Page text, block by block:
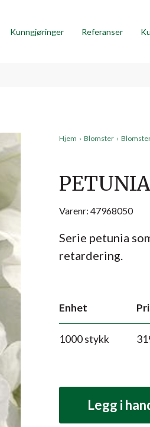
Kunngjøringer Referanser
Hjem › Blomster ›
Varenr: 47968050
Serie petunia
retardering.
Enhet
1000 stykk
Legg i